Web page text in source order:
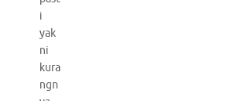
i
yak
ni
kura
ngn